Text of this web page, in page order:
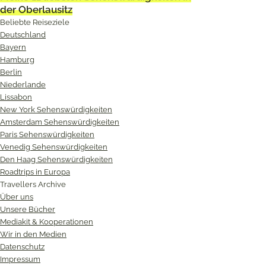
der Oberlausitz
Beliebte Reiseziele
Deutschland
Bayern
Hamburg
Berlin
Niederlande
Lissabon
New York Sehenswürdigkeiten
Amsterdam Sehenswürdigkeiten
Paris Sehenswürdigkeiten
Venedig Sehenswürdigkeiten
Den Haag Sehenswürdigkeiten
Roadtrips in Europa
Travellers Archive
Über uns
Unsere Bücher
Mediakit & Kooperationen
Wir in den Medien
Datenschutz
Impressum